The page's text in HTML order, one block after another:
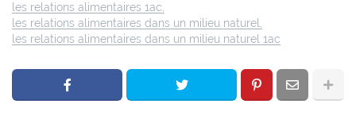
les relations alimentaires 1ac
les relations alimentaires dans un milieu naturel
les relations alimentaires dans un milieu naturel 1ac